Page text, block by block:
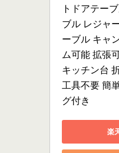
トドアテー
ブル レジャ
ーブル キャ
ム可能 拡張
キッチン台
工具不要 簡
グ付き
楽